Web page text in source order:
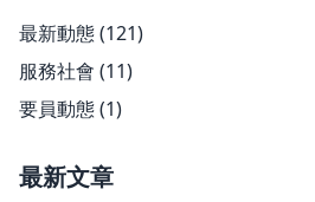
最新動態(121)
服務社會 (11)
要員動態(1)
最新文章